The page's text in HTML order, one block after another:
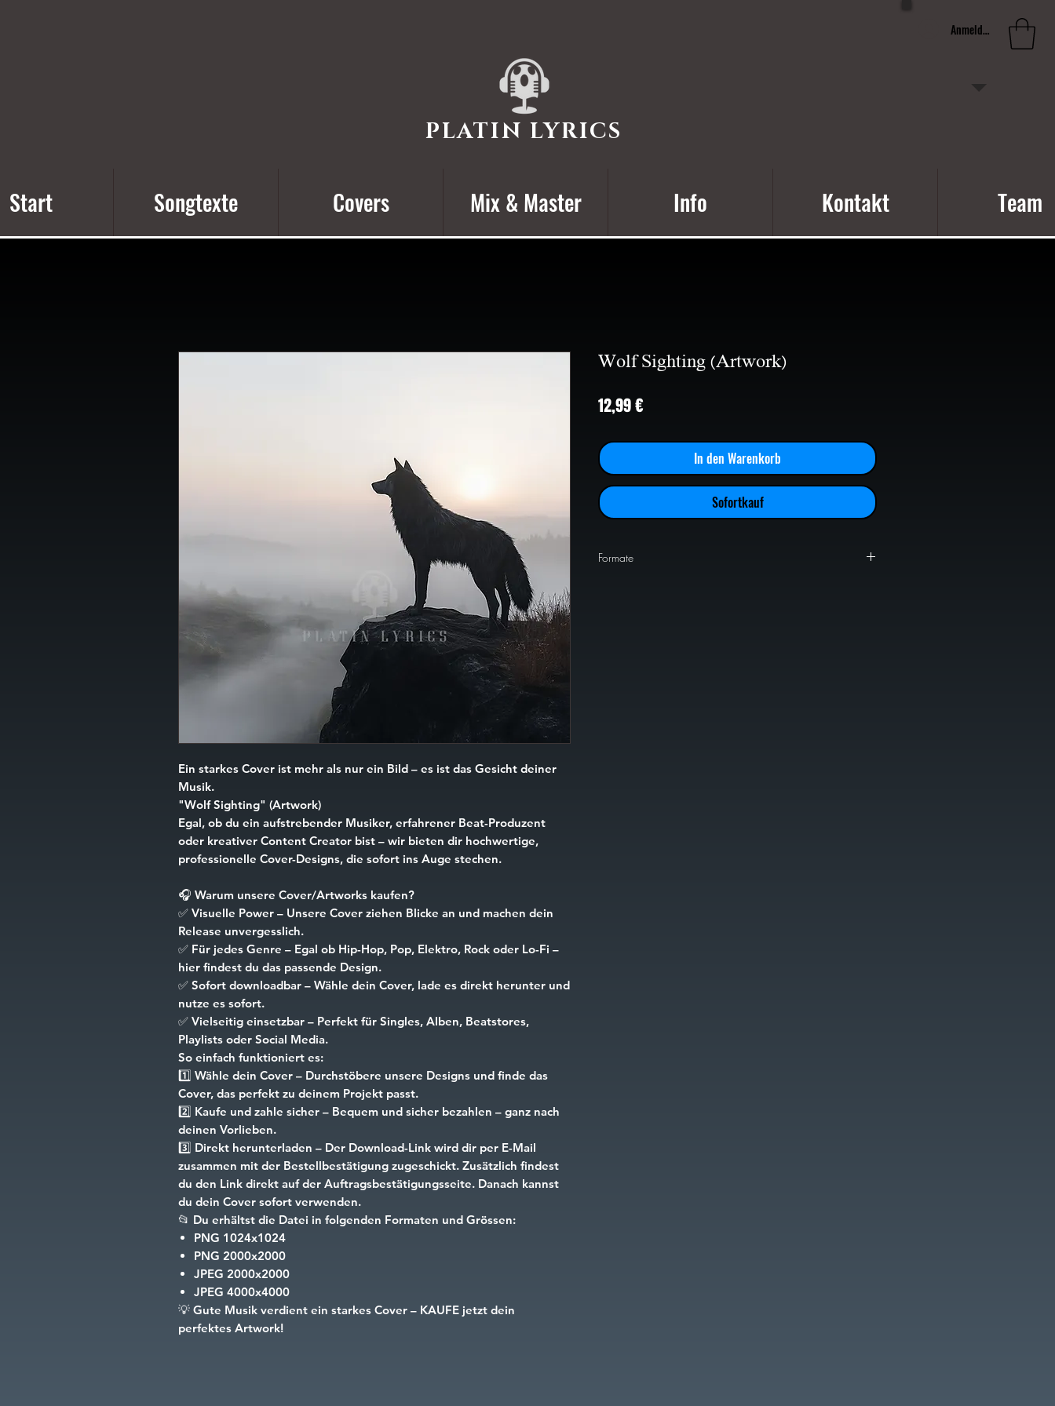
Anmelden
PLATIN LYRICS
Start Songtexte Covers Mix & Master Info Kontakt Team
Ein starkes Cover ist mehr als nur ein Bild – es ist das Gesicht deiner
Musik.
"Wolf Sighting" (Artwork)
Egal, ob du ein aufstrebender Musiker, erfahrener Beat-Produzent
oder kreativer Content Creator bist – wir bieten dir hochwertige,
professionelle Cover-Designs, die sofort ins Auge stechen.
🎧 Warum unsere Cover/Artworks kaufen?
✅ Visuelle Power – Unsere Cover ziehen Blicke an und machen dein
Release unvergesslich.
✅ Für jedes Genre – Egal ob Hip-Hop, Pop, Elektro, Rock oder Lo-Fi –
hier findest du das passende Design.
✅ Sofort downloadbar – Wähle dein Cover, lade es direkt herunter und
nutze es sofort.
✅ Vielseitig einsetzbar – Perfekt für Singles, Alben, Beatstores,
Playlists oder Social Media.
So einfach funktioniert es:
1️⃣ Wähle dein Cover – Durchstöbere unsere Designs und finde das
Cover, das perfekt zu deinem Projekt passt.
2️⃣ Kaufe und zahle sicher – Bequem und sicher bezahlen – ganz nach
deinen Vorlieben.
3️⃣ Direkt herunterladen – Der Download-Link wird dir per E-Mail
zusammen mit der Bestellbestätigung zugeschickt. Zusätzlich findest
du den Link direkt auf der Auftragsbestätigungsseite. Danach kannst
du dein Cover sofort verwenden.
📂 Du erhältst die Datei in folgenden Formaten und Grössen:
PNG 1024x1024
PNG 2000x2000
JPEG 2000x2000
JPEG 4000x4000
💡 Gute Musik verdient ein starkes Cover – KAUFE jetzt dein
perfektes Artwork!
Wolf Sighting (Artwork)
12,99 €Preis
In den Warenkorb
Sofortkauf
Formate